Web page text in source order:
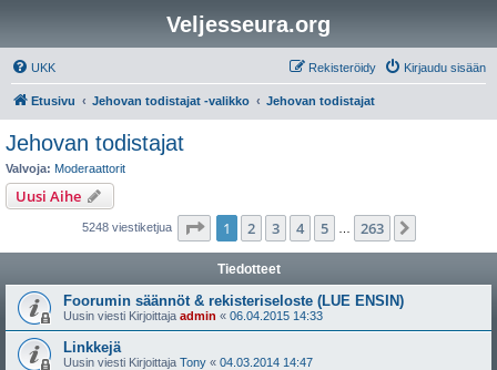
Veljesseura.org
UKK Kirjaudu sisään
Rekisteröidy
Etusivu Jehovan todistajat -valikko Jehovan todistajat
Jehovan todistajat
Valvoja: Moderaattorit
Uusi Aihe
5248 viestiketjua Sivu /263
1 2 3 4 5 263
Tiedotteet
Foorumin säännöt & rekisteriseloste (LUE ENSIN)
Uusin viesti Kirjoittaja admin « 06.04.2015 14:33
Linkkejä
Uusin viesti Kirjoittaja Tony « 04.03.2014 14:47